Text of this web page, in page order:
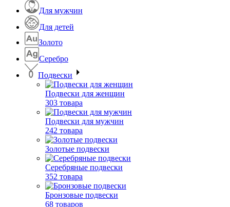
Для мужчин
Для детей
Золото
Серебро
Подвески
Подвески для женщин
303 товара
Подвески для мужчин
242 товара
Золотые подвески
Серебряные подвески
352 товара
Бронзовые подвески
68 товаров